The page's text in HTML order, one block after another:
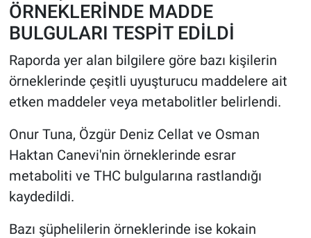
ÖRNEKLERİNDE MADDE
BULGULARI TESPİT EDİLDİ
Raporda yer alan bilgilere göre bazı kişilerin
örneklerinde çeşitli uyuşturucu maddelere ait
etken maddeler veya metabolitler belirlendi.
Onur Tuna, Özgür Deniz Cellat ve Osman
Haktan Canevi'nin örneklerinde esrar
metaboliti ve THC bulgularına rastlandığı
kaydedildi.
Bazı şüphelilerin örneklerinde ise kokain